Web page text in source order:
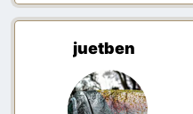
juetben